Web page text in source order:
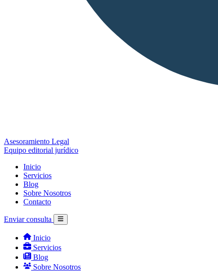
Asesoramiento Legal
Equipo editorial jurídico
Inicio
Servicios
Blog
Sobre Nosotros
Contacto
Enviar consulta
Inicio
Servicios
Blog
Sobre Nosotros